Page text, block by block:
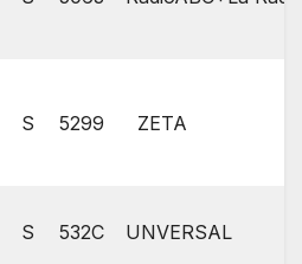
S 5299 ZETA
S 532C UNVERSAL